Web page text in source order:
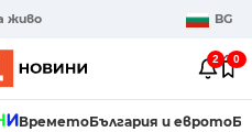
живо BG
2 0
ВреметоБългария и еврото